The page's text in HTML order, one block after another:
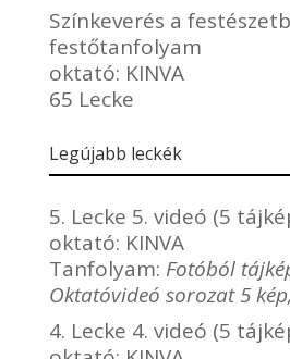
Színkeverés a
festőtanfolyam
oktató: KINVA
65 Lecke
Legújabb leckék
5. Lecke 5. videó (5
oktató: KINVA
Tanfolyam: Fotóból
Oktatóvideó sorozat 5
4. Lecke 4. videó (5